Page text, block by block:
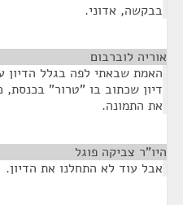
בבקשה, אדוני.
אוריה לוברבום
האמת שבאתי לפה בגלל הדיון
דיון שכתוב בו "טרור" בכנסת,
את התמונה.
היו"ר צביקה פוגל
אבל עוד לא התחלנו את הדיון.